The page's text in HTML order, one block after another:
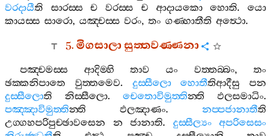
වරදායීති සාරස‍්ස ච වරස‍්ස ච ආදායකො හොති.යො
කායස‍්ස සාරො, යඤ‍්චස‍්ස වරං, තං ගණ‍්හාතීති අත්‍ථො.
5.මිගසාලාසුත‍්තවණ‍්ණනා
පඤ‍්චමස‍්ස ආදිම‍්හි තාව යං වත‍්තබ‍්බං, තං
ඡක‍්කනිපාතෙ
වුත‍්තමෙව. දුස‍්සීලො හොතීතිආදීසු
පන
දුස‍්සීලොති නිස‍්සීලො. චෙතොවිමුත‍්තින‍්ති ඵලසමාධිං.
පඤ‍්ඤාවිමුත‍්තින‍්ති ඵලඤාණං. නප‍්පජානාතීති
උග‍්ගහපරිපුච‍්ඡාවසෙන
න ජානාති. දුස‍්සීල්‍යං
අපරිසෙසං